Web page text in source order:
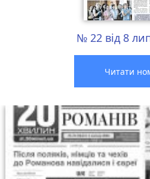
№ 22 від 8
Читати